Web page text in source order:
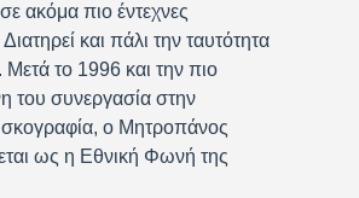
ακόμα πιο έντεχνες
και πάλι την ταυτότητα
Μετά το 1996 και την πιο
του συνεργασία στην
ο Μητροπάνος
ως η Εθνική Φωνή της